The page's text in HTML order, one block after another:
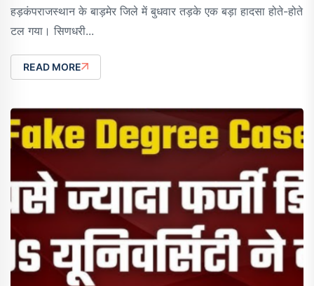
हड़कंपराजस्थान के बाड़मेर जिले में बुधवार तड़के एक बड़ा हादसा होते-होते
टल गया। सिणधरी...
READ MORE